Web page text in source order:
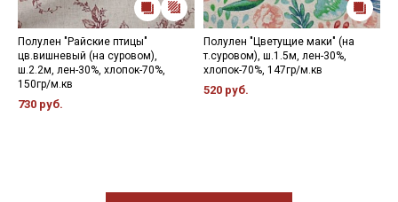
Полулен "Райские птицы"
цв.вишневый (на суровом),
ш.2.2м, лен-30%, хлопок-70%,
150гр/м.кв
730 руб.
Полулен "Цветущие маки" (на
т.суровом), ш.1.5м, лен-30%,
хлопок-70%, 147гр/м.кв
520 руб.